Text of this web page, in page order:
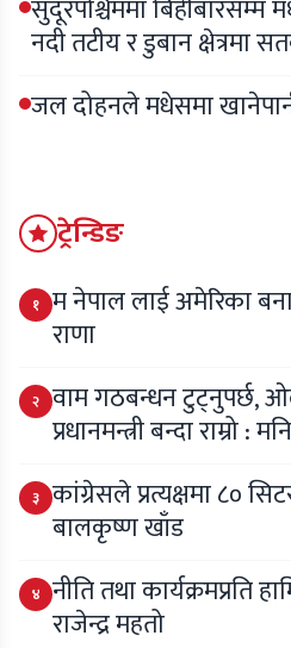
सुदूरपश्चिममा बिहीबारसम्म
नदी तटीय र डुबान क्षेत्रमा
जल दोहनले मधेसमा
ट्रेन्डिङ
१ म नेपाल लाई अमेरिका
राणा
२ वाम गठबन्धन टुट्नुपर्छ,
प्रधानमन्त्री बन्दा राम्रो :
३ कांग्रेसले प्रत्यक्षमा ८०
बालकृष्ण खाँड
४ नीति तथा
राजेन्द्र महतो